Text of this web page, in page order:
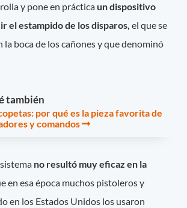
y pone en práctica un dispositivo
el estampido de los disparos, el que se
la boca de los cañones y que denominó
también
por qué es la pieza favorita de
y comandos
no resultó muy eficaz en la
en esa época muchos pistoleros y
en los Estados Unidos los usaron